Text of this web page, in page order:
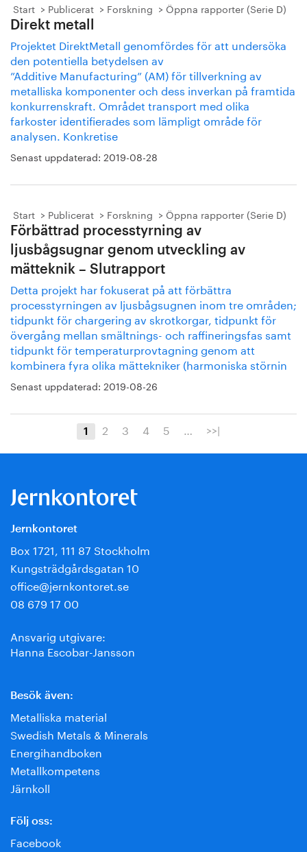
Start Publicerat Forskning Öppna rapporter (Serie D)
Direkt metall
Projektet DirektMetall genomfördes för att undersöka
den potentiella betydelsen av
”Additive Manufacturing” (AM) för tillverkning av
metalliska komponenter och dess inverkan på framtida
konkurrenskraft. Området transport med olika
farkoster identifierades som lämpligt område för
analysen. Konkretise
Senast uppdaterad: 2019-08-28
Start Publicerat Forskning Öppna rapporter (Serie D)
Förbättrad processtyrning av
ljusbågsugnar genom utveckling av
mätteknik – Slutrapport
Detta projekt har fokuserat på att förbättra
processtyrningen av ljusbågsugnen inom tre områden;
tidpunkt för chargering av skrotkorgar, tidpunkt för
övergång mellan smältnings- och raffineringsfas samt
tidpunkt för temperaturprovtagning genom att
kombinera fyra olika mättekniker (harmoniska störnin
Senast uppdaterad: 2019-08-26
1 2 3 4 5 … >>|
Jernkontoret
Box 1721, 111 87 Stockholm
Kungsträdgårdsgatan 10
office@jernkontoret.se
08 679 17 00
Ansvarig utgivare:
Hanna Escobar-Jansson
Besök även:
Metalliska material
Swedish Metals & Minerals
Energihandboken
Metallkompetens
Järnkoll
Följ oss:
Facebook